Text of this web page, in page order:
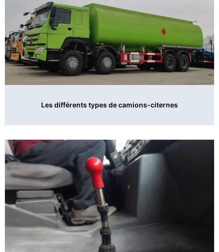
Les différents types de camions-citernes